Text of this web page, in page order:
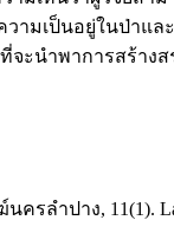
ามเป็นอยู่ในป่าแ
ะนำพาการสร้าง
ำปาง, 11(1).